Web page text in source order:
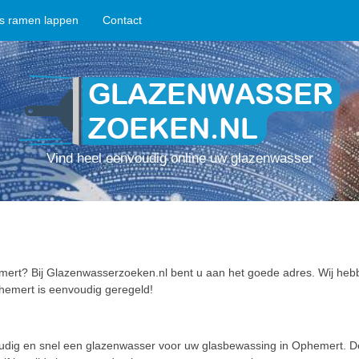
ramen lappen Contact
Vind heel eenvoudig online uw glazenwasser
Bij Glazenwasserzoeken.nl bent u aan het goede adres. Wij
is eenvoudig geregeld!
en snel een glazenwasser voor uw glasbewassing in Ophemert.